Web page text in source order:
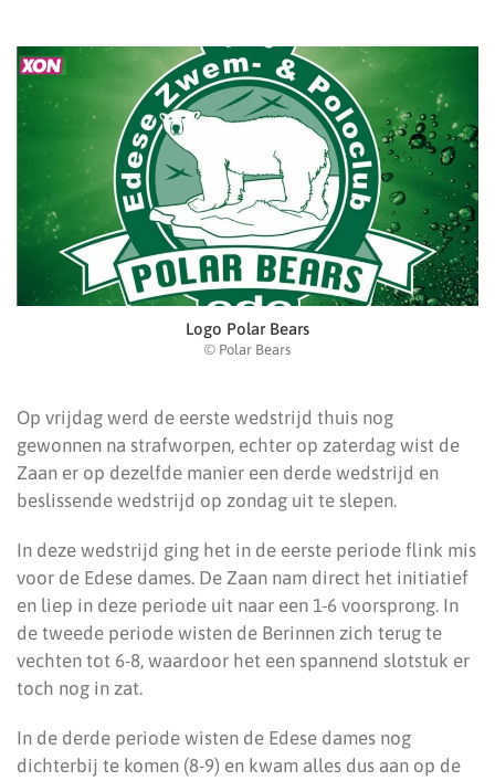
Logo Polar Bears
© Polar Bears
Op vrijdag werd de eerste wedstrijd thuis nog
gewonnen na strafworpen, echter op zaterdag wist de
Zaan er op dezelfde manier een derde wedstrijd en
beslissende wedstrijd op zondag uit te slepen.
In deze wedstrijd ging het in de eerste periode flink mis
voor de Edese dames. De Zaan nam direct het initiatief
en liep in deze periode uit naar een 1-6 voorsprong. In
de tweede periode wisten de Berinnen zich terug te
vechten tot 6-8, waardoor het een spannend slotstuk er
toch nog in zat.
In de derde periode wisten de Edese dames nog
dichterbij te komen (8-9) en kwam alles dus aan op de